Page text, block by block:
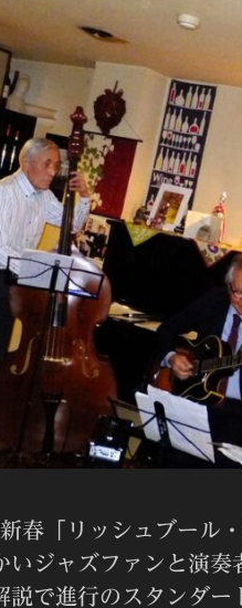
春「リッシュブール
いジャズファンと演奏
説で進行のスタンダ